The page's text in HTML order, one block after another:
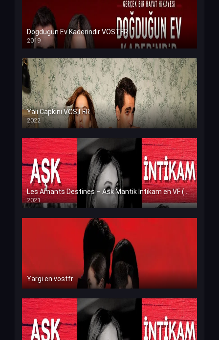
Dogdugun Ev Kaderindir VOSTFR
2019
Yali Capkini VOSTFR
2022
Les Amants Destines – Ask Mantik İntikam en VF (Voix Francaise)
2021
Yargi en vostfr